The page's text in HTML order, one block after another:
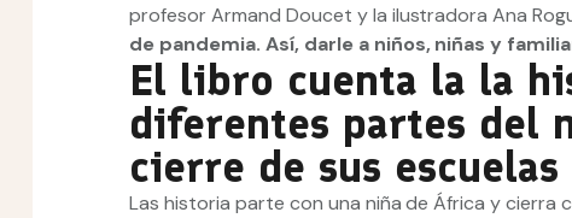
profesor Armand Doucet y la ilustradora Ana
de pandemia. Así, darle a niños, niñas y
El libro cuenta la la
diferentes partes del
cierre de sus
Las historia parte con una niña de África y cierra